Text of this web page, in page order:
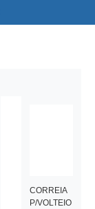
CORREIA
P/VOLTEIO